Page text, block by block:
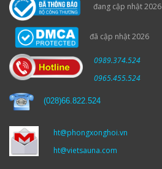
đang cập nhật 2026
đã cập nhật 2026
0989.374.524
0965.455.524
(028)66.822.524
ht@phongxonghoi.vn
ht@vietsauna.com